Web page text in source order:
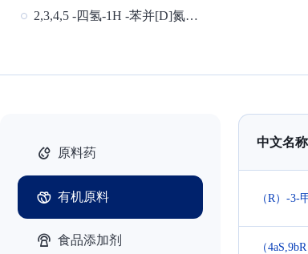
2,3,4,5 -四氢-1H -苯并[D]氮杂卓
原料药
有机原料
食品添加剂
中文名称
（R）-3-
（